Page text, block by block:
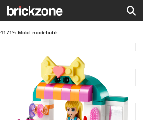
41719: Mobil modebutik